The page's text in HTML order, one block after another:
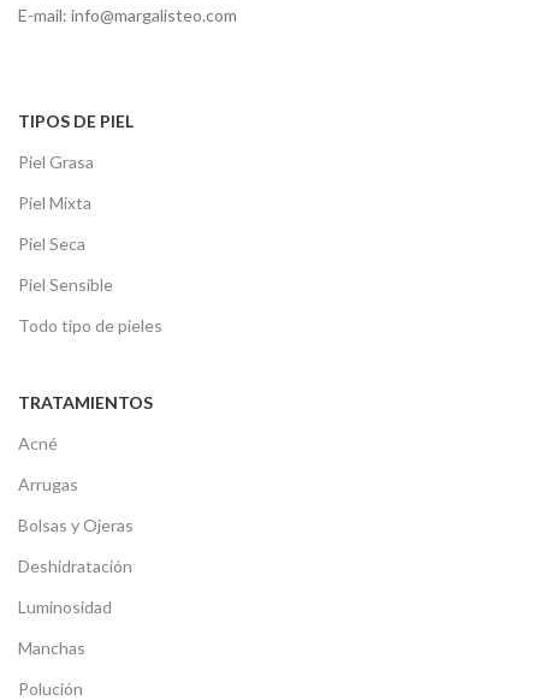
E-mail: info@margalisteo.com
TIPOS DE PIEL
Piel Grasa
Piel Mixta
Piel Seca
Piel Sensible
Todo tipo de pieles
TRATAMIENTOS
Acné
Arrugas
Bolsas y Ojeras
Deshidratación
Luminosidad
Manchas
Polución